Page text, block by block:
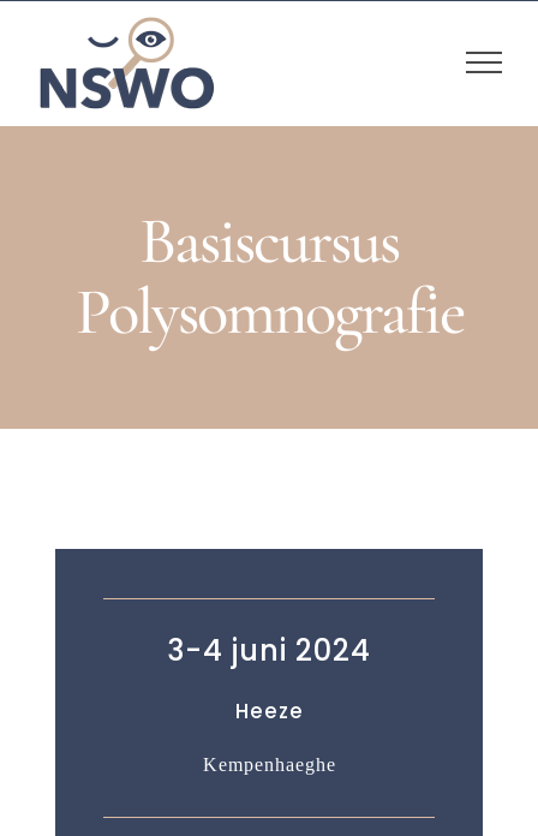
content
Basiscursus
Polysomnografie
3-4 juni 2024
Heeze
Kempenhaeghe